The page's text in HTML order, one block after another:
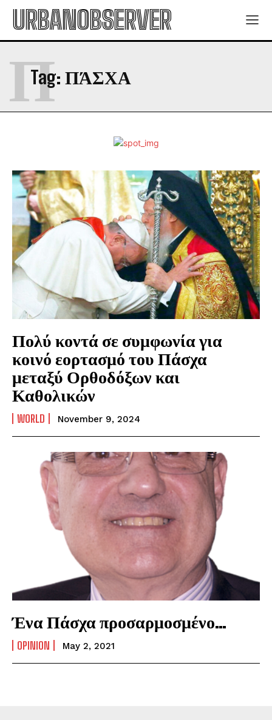
URBANOBSERVER
Tag: ΠΆΣΧΑ
Π
Πολύ κοντά σε συμφωνία για
κοινό εορτασμό του Πάσχα
μεταξύ Ορθοδόξων και
Καθολικών
WORLD November 9, 2024
Ένα Πάσχα προσαρμοσμένο…
OPINION May 2, 2021